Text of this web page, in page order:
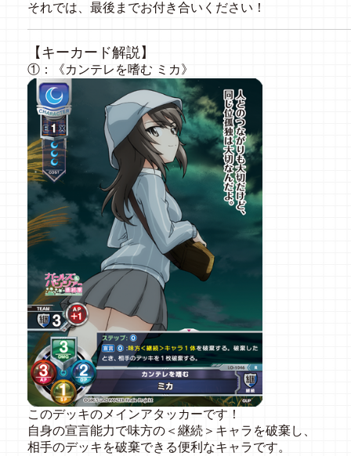
それでは、最後までお付き合いください！
【キーカード解説】
①：《カンテレを嗜む ミカ》
このデッキのメインアタッカーです！
自身の宣言能力で味方の＜継続＞キャラを破棄し、
相手のデッキを破棄できる便利なキャラです。